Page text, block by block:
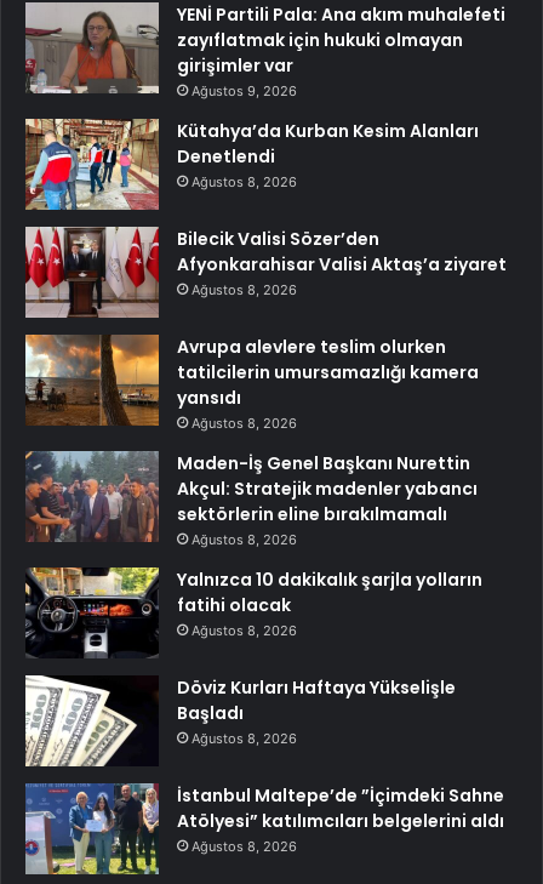
YENİ Partili Pala: Ana akım muhalefeti
zayıflatmak için hukuki olmayan
girişimler var
Ağustos 9, 2026
Kütahya’da Kurban Kesim Alanları
Denetlendi
Ağustos 8, 2026
Bilecik Valisi Sözer’den
Afyonkarahisar Valisi Aktaş’a ziyaret
Ağustos 8, 2026
Avrupa alevlere teslim olurken
tatilcilerin umursamazlığı kamera
yansıdı
Ağustos 8, 2026
Maden-İş Genel Başkanı Nurettin
Akçul: Stratejik madenler yabancı
sektörlerin eline bırakılmamalı
Ağustos 8, 2026
Yalnızca 10 dakikalık şarjla yolların
fatihi olacak
Ağustos 8, 2026
Döviz Kurları Haftaya Yükselişle
Başladı
Ağustos 8, 2026
İstanbul Maltepe’de ”İçimdeki Sahne
Atölyesi” katılımcıları belgelerini aldı
Ağustos 8, 2026